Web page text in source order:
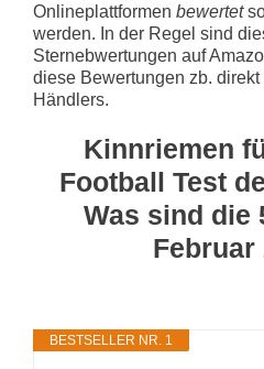
Onlineplattformen bewertet
werden. In der Regel sind
Sternebwertungen auf
diese Bewertungen zb.
Händlers.
Kinnriemen
Football Test
Was sind die
Februar
BESTSELLER NR. 1